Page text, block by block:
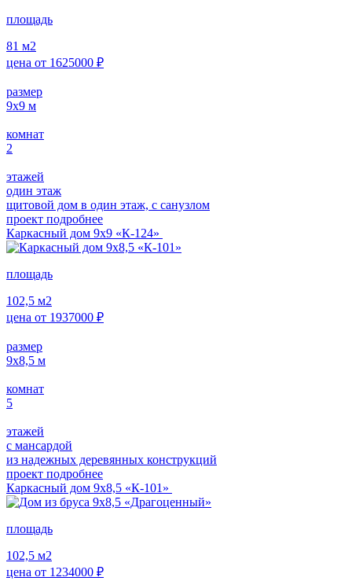
площадь
81 м2
цена от 1625000 ₽
размер
9х9 м
комнат
2
этажей
один этаж
щитовой дом в один этаж, с санузлом
проект подробнее
Каркасный дом 9х9 «К-124»
площадь
102,5 м2
цена от 1937000 ₽
размер
9х8,5 м
комнат
5
этажей
с мансардой
из надежных деревянных конструкций
проект подробнее
Каркасный дом 9х8,5 «К-101»
площадь
102,5 м2
цена от 1234000 ₽